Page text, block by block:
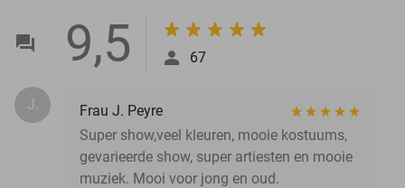
9,5 67
J.
Frau J. Peyre
Super show,veel kleuren, mooie kostuums,
gevarieerde show, super artiesten en mooie
muziek. Mooi voor jong en oud.